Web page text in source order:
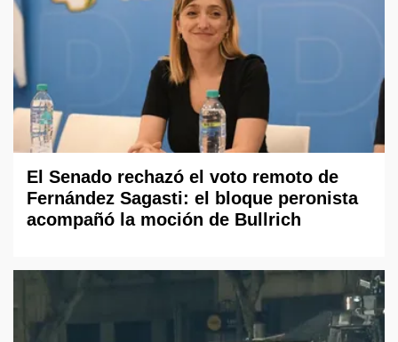
El Senado rechazó el voto remoto de
Fernández Sagasti: el bloque peronista
acompañó la moción de Bullrich